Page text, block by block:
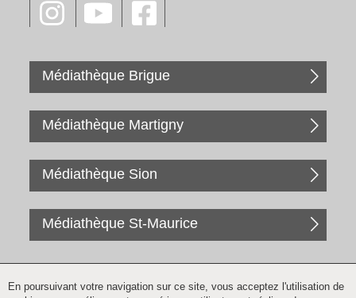
Médiathèque Brigue
Médiathèque Martigny
Médiathèque Sion
Médiathèque St-Maurice
En poursuivant votre navigation sur ce site, vous acceptez l'utilisation de